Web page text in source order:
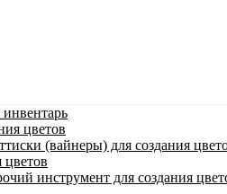
цветов
(вайнеры) для создания
цветов
инструмент для создания